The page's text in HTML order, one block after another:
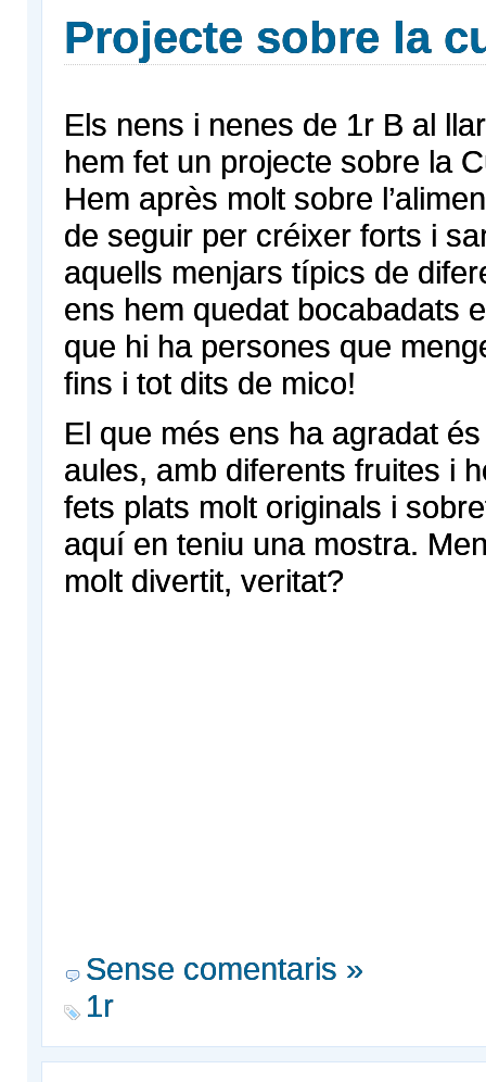
Projecte sobre la
Els nens i nenes de 1r B al
hem fet un projecte sobre la
Hem après molt sobre
de seguir per créixer forts i
aquells menjars típics de
ens hem quedat bocabadats
que hi ha persones que
fins i tot dits de mico!
El que més ens ha agradat
aules, amb diferents fruites i
fets plats molt originals i
aquí en teniu una mostra.
molt divertit, veritat?
Sense comentaris »
1r